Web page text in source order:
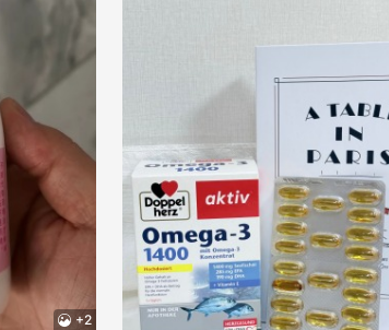
+2
尚上
、
Harrods APAC
Macy's：Lancome 兰
季满赠三重好礼
Macy's